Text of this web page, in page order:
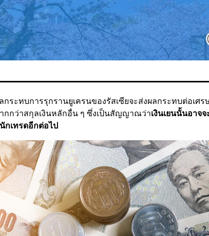
กระทบการรุกรานยูเครนของรัสเซียจะส่งผลกระทบต่อเศ
กกว่าสกุลเงินหลักอื่น ๆ ซึ่งเป็นสัญญาณว่าเงินเยนนั้นอาจ
กเทรดอีกต่อไป